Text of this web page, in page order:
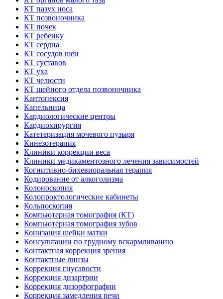
КТ пазух носа
КТ позвоночника
КТ почек
КТ ребенку
КТ сердца
КТ сосудов шеи
КТ суставов
КТ уха
КТ челюсти
КТ шейного отдела позвоночника
Кантопексия
Капельница
Кардиологические центры
Кардиохирургия
Катетеризация мочевого пузыря
Кинезотерапия
Клиники коррекции веса
Клиники медикаментозного лечения зависимостей
Когнитивно-бихевиоральная терапия
Кодирование от алкоголизма
Колоноскопия
Колопроктологические кабинеты
Кольпоскопия
Компьютерная томография (КТ)
Компьютерная томография зубов
Конизация шейки матки
Консультации по грудному вскармливанию
Контактная коррекция зрения
Контактные линзы
Коррекция гнусавости
Коррекция дизартрии
Коррекция дизорфографии
Коррекция замедления речи